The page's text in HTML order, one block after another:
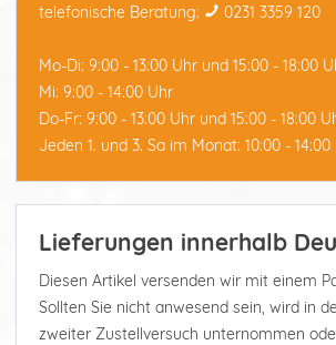
telefonische Beratung:
0231 3359 120
Mo-Di: 9:00 - 13:00 Uhr und 15:00 - 18:00
Mi: 9:00 - 14:00 Uhr
Do-Fr: 9:00 - 13:00 Uhr und 15:00 - 18:00
Jeden 1. und 3. Sa im Monat: 10:00 - 14:00
Lieferungen innerhalb
Diesen Artikel versenden wir mit einem
Sollten Sie nicht anwesend sein, wird in
zweiter Zustellversuch unternommen